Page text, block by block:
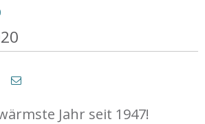
Jahr seit 1947!